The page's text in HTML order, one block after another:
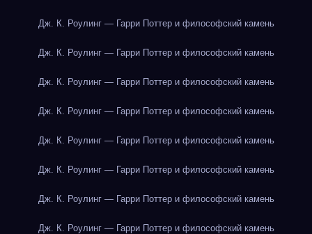
Дж. К. Роулинг — Гарри Поттер и философский камень
Дж. К. Роулинг — Гарри Поттер и философский камень
Дж. К. Роулинг — Гарри Поттер и философский камень
Дж. К. Роулинг — Гарри Поттер и философский камень
Дж. К. Роулинг — Гарри Поттер и философский камень
Дж. К. Роулинг — Гарри Поттер и философский камень
Дж. К. Роулинг — Гарри Поттер и философский камень
Дж. К. Роулинг — Гарри Поттер и философский камень